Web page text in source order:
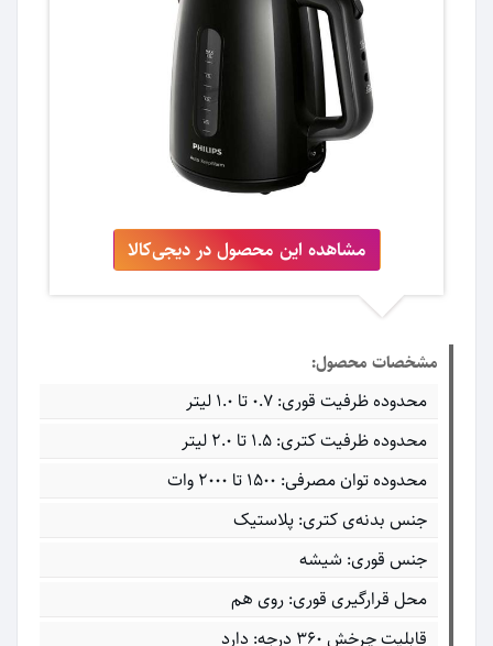
مشاهده این محصول در دیجی‌کالا
مشخصات محصول:
محدوده ظرفیت قوری: ۰.۷ تا ۱.۰ لیتر
محدوده ظرفیت کتری: ۱.۵ تا ۲.۰ لیتر
محدوده توان مصرفی: ۱۵۰۰ تا ۲۰۰۰ وات
جنس بدنه‌ی کتری: پلاستیک
جنس قوری: شیشه
محل قرارگیری قوری: روی هم
قابلیت چرخش ۳۶۰ درجه: دارد